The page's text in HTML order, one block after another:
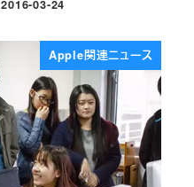
投稿日
2016-03-24
Apple関連ニュース